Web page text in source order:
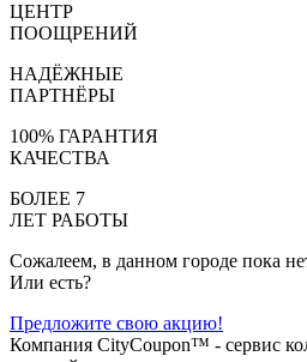
ЦЕНТР
ПООЩРЕНИЙ
НАДЁЖНЫЕ
ПАРТНЁРЫ
100% ГАРАНТИЯ
КАЧЕСТВА
БОЛЕЕ 7
ЛЕТ РАБОТЫ
Сожалеем, в данном городе пока
Или есть?
Предложите свою акцию!
Компания CityCoupon™ - сервис